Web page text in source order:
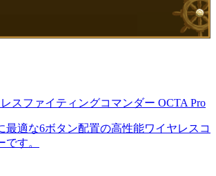
スファイティングコマンダー OCTA Pro
最適な6ボタン配置の高性能ワイヤレスコ
です。